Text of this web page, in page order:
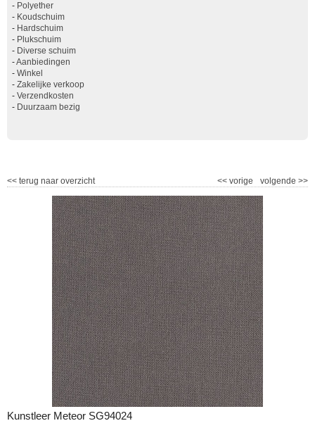
- Polyether
- Koudschuim
- Hardschuim
- Plukschuim
- Diverse schuim
-Aanbiedingen
- Winkel
- Zakelijke verkoop
- Verzendkosten
- Duurzaam bezig
<< terug naar overzicht volgende >>
<< vorige
Kunstleer Meteor SG94024